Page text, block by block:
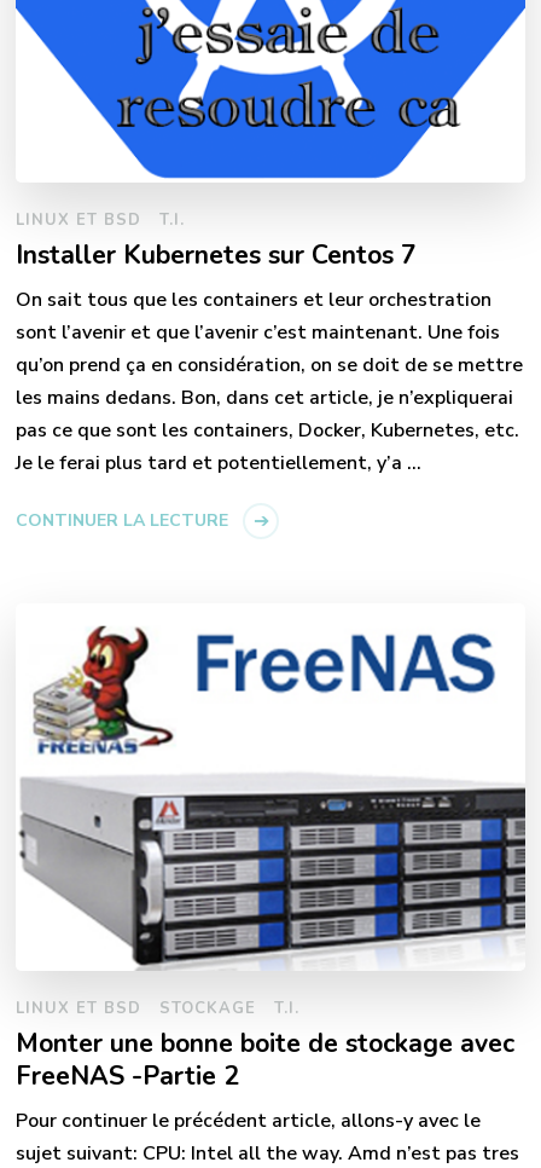
LINUX ET BSD T.I.
Installer Kubernetes sur Centos 7
On sait tous que les containers et leur orchestration
sont l’avenir et que l’avenir c’est maintenant. Une fois
qu’on prend ça en considération, on se doit de se mettre
les mains dedans. Bon, dans cet article, je n’expliquerai
pas ce que sont les containers, Docker, Kubernetes, etc.
Je le ferai plus tard et potentiellement, y’a …
CONTINUER LA LECTURE
LINUX ET BSD STOCKAGE T.I.
Monter une bonne boite de stockage avec
FreeNAS -Partie 2
Pour continuer le précédent article, allons-y avec le
sujet suivant: CPU: Intel all the way. Amd n’est pas tres